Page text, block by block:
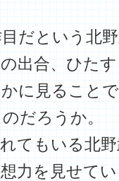
だという北
出合、ひた
に見ること
だろうか。
てもいる北
力を見せて